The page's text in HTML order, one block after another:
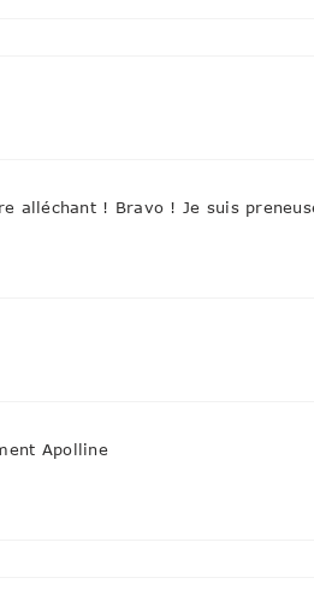
alléchant ! Bravo ! Je suis
Apolline